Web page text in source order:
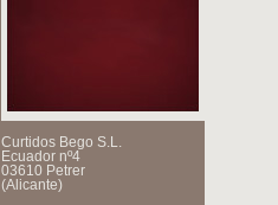
Curtidos Bego S.L.
Ecuador nº4
03610 Petrer
(Alicante)